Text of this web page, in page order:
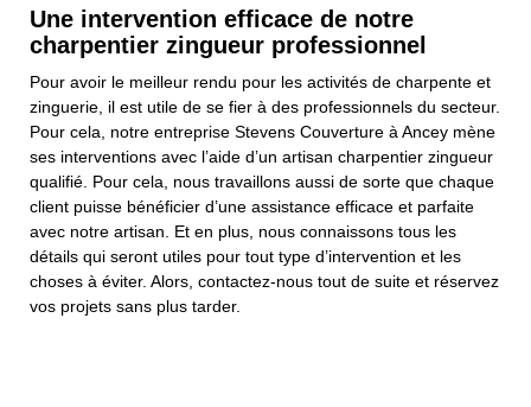
Une intervention efficace de notre
charpentier zingueur professionnel
Pour avoir le meilleur rendu pour les activités de charpente et
zinguerie, il est utile de se fier à des professionnels du secteur.
Pour cela, notre entreprise Stevens Couverture à Ancey mène
ses interventions avec l’aide d’un artisan charpentier zingueur
qualifié. Pour cela, nous travaillons aussi de sorte que chaque
client puisse bénéficier d’une assistance efficace et parfaite
avec notre artisan. Et en plus, nous connaissons tous les
détails qui seront utiles pour tout type d’intervention et les
choses à éviter. Alors, contactez-nous tout de suite et réservez
vos projets sans plus tarder.